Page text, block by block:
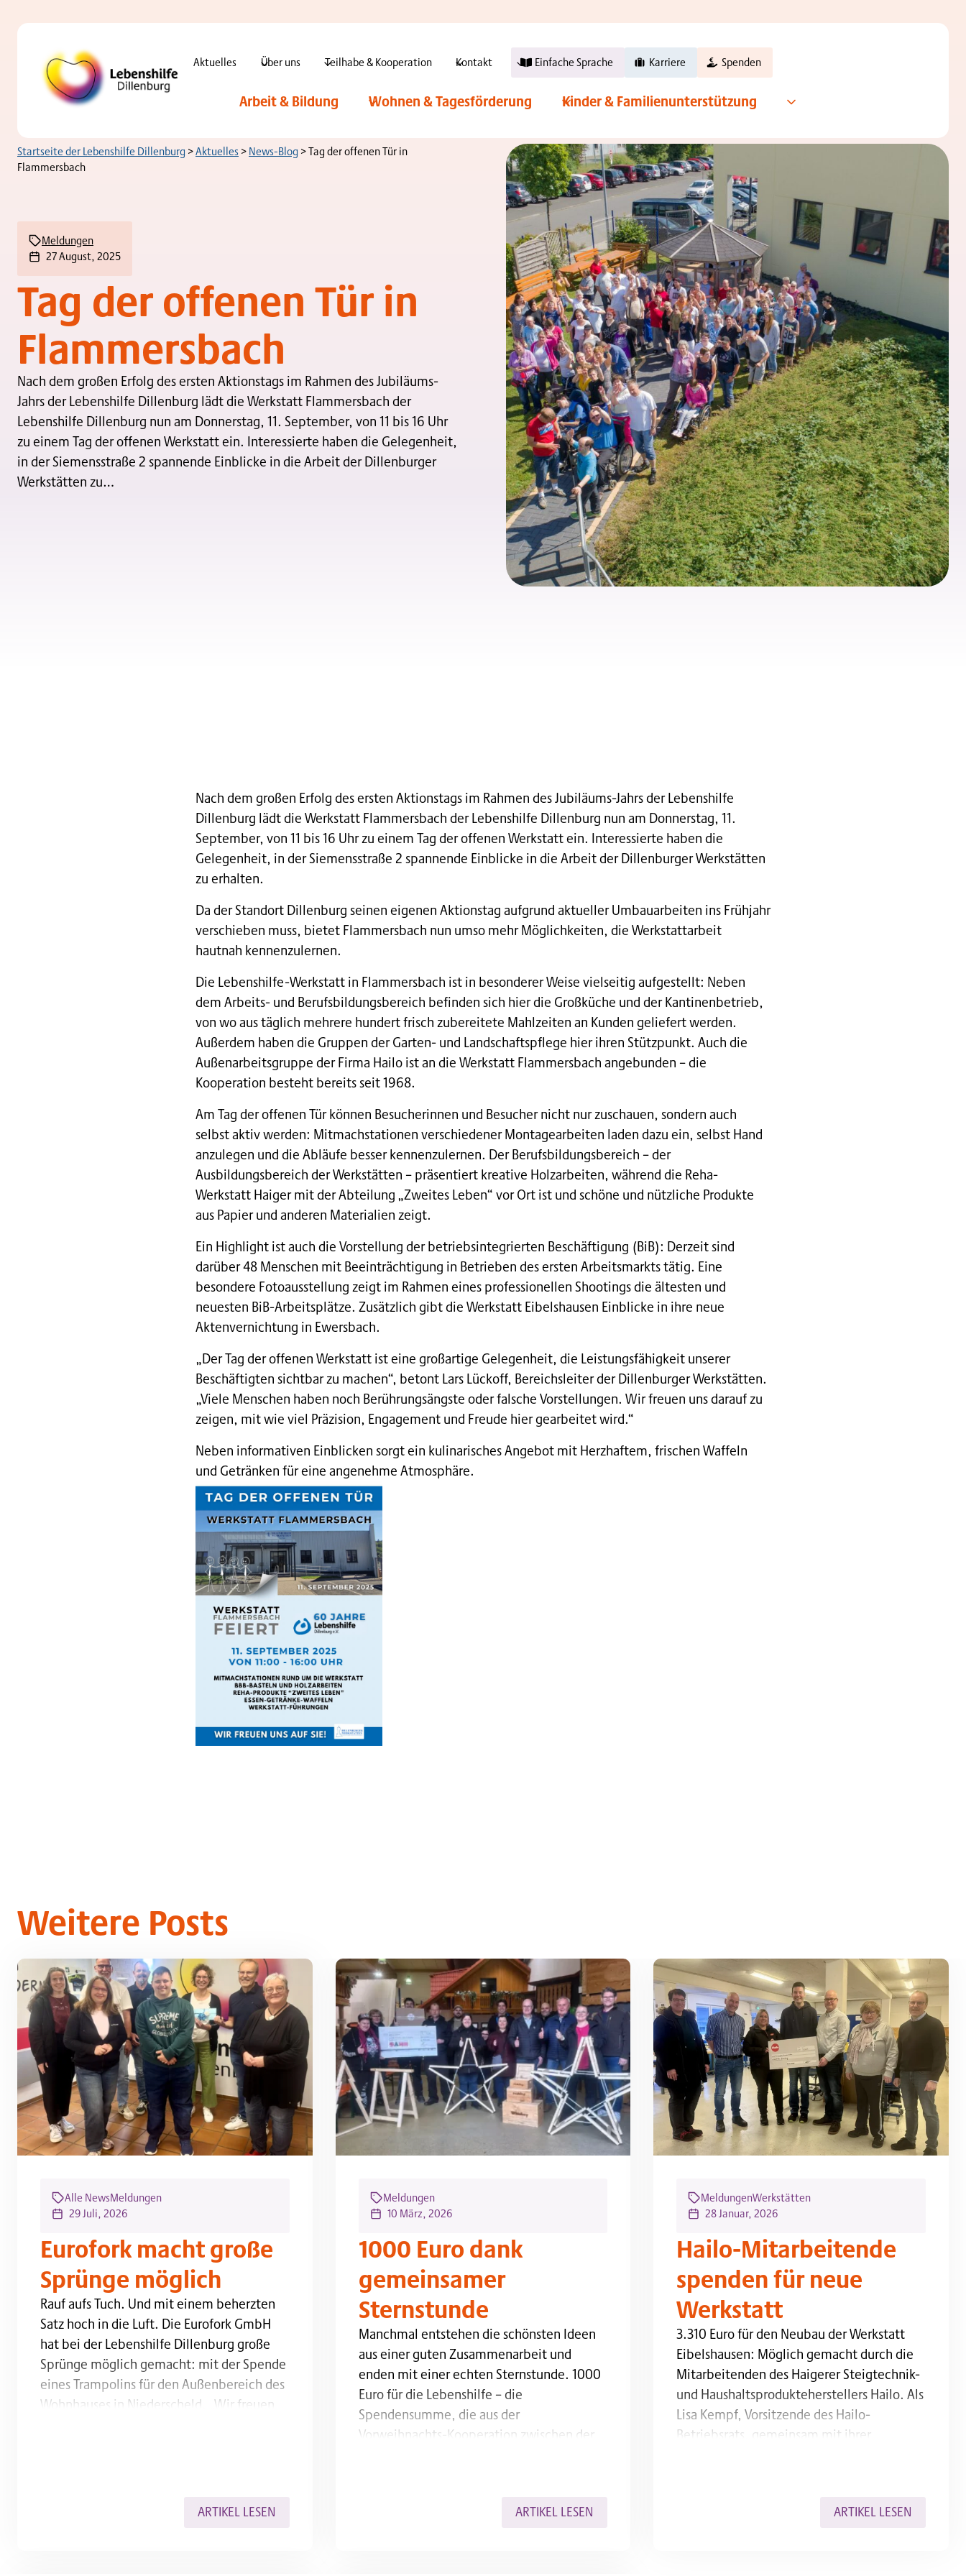
Inhalt
Aktuelles Über uns Teilhabe & Kooperation Kontakt Einfache Sprache Karriere Spenden
Arbeit & Bildung Wohnen & Tagesförderung Kinder & Familienunterstützung
Startseite der Lebenshilfe Dillenburg >Aktuelles >News-Blog >Tag der offenen Tür in
Flammersbach
Meldungen
27 August, 2025
Tag der offenen Tür in
Flammersbach
Nach dem großen Erfolg des ersten Aktionstags im Rahmen des Jubiläums-
Jahrs der Lebenshilfe Dillenburg lädt die Werkstatt Flammersbach der
Lebenshilfe Dillenburg nun am Donnerstag, 11. September, von 11 bis 16 Uhr
zu einem Tag der offenen Werkstatt ein. Interessierte haben die Gelegenheit,
in der Siemensstraße 2 spannende Einblicke in die Arbeit der Dillenburger
Werkstätten zu…
Nach dem großen Erfolg des ersten Aktionstags im Rahmen des Jubiläums-Jahrs der Lebenshilfe
Dillenburg lädt die Werkstatt Flammersbach der Lebenshilfe Dillenburg nun am Donnerstag, 11.
September, von 11 bis 16 Uhr zu einem Tag der offenen Werkstatt ein. Interessierte haben die
Gelegenheit, in der Siemensstraße 2 spannende Einblicke in die Arbeit der Dillenburger Werkstätten
zu erhalten.
Da der Standort Dillenburg seinen eigenen Aktionstag aufgrund aktueller Umbauarbeiten ins Frühjahr
verschieben muss, bietet Flammersbach nun umso mehr Möglichkeiten, die Werkstattarbeit
hautnah kennenzulernen.
Die Lebenshilfe-Werkstatt in Flammersbach ist in besonderer Weise vielseitig aufgestellt: Neben
dem Arbeits- und Berufsbildungsbereich befinden sich hier die Großküche und der Kantinenbetrieb,
von wo aus täglich mehrere hundert frisch zubereitete Mahlzeiten an Kunden geliefert werden.
Außerdem haben die Gruppen der Garten- und Landschaftspflege hier ihren Stützpunkt. Auch die
Außenarbeitsgruppe der Firma Hailo ist an die Werkstatt Flammersbach angebunden – die
Kooperation besteht bereits seit 1968.
Am Tag der offenen Tür können Besucherinnen und Besucher nicht nur zuschauen, sondern auch
selbst aktiv werden: Mitmachstationen verschiedener Montagearbeiten laden dazu ein, selbst Hand
anzulegen und die Abläufe besser kennenzulernen. Der Berufsbildungsbereich – der
Ausbildungsbereich der Werkstätten – präsentiert kreative Holzarbeiten, während die Reha-
Werkstatt Haiger mit der Abteilung „Zweites Leben“ vor Ort ist und schöne und nützliche Produkte
aus Papier und anderen Materialien zeigt.
Ein Highlight ist auch die Vorstellung der betriebsintegrierten Beschäftigung (BiB): Derzeit sind
darüber 48 Menschen mit Beeinträchtigung in Betrieben des ersten Arbeitsmarkts tätig. Eine
besondere Fotoausstellung zeigt im Rahmen eines professionellen Shootings die ältesten und
neuesten BiB-Arbeitsplätze. Zusätzlich gibt die Werkstatt Eibelshausen Einblicke in ihre neue
Aktenvernichtung in Ewersbach.
„Der Tag der offenen Werkstatt ist eine großartige Gelegenheit, die Leistungsfähigkeit unserer
Beschäftigten sichtbar zu machen“, betont Lars Lückoff, Bereichsleiter der Dillenburger Werkstätten.
„Viele Menschen haben noch Berührungsängste oder falsche Vorstellungen. Wir freuen uns darauf zu
zeigen, mit wie viel Präzision, Engagement und Freude hier gearbeitet wird.“
Neben informativen Einblicken sorgt ein kulinarisches Angebot mit Herzhaftem, frischen Waffeln
und Getränken für eine angenehme Atmosphäre.
Weitere Posts
Alle NewsMeldungen
29 Juli, 2026
Eurofork macht große
Sprünge möglich
Rauf aufs Tuch. Und mit einem beherzten Satz hoch in die Luft. ... Content continues. Activate the Show More button to reveal the full content.
Rauf aufs Tuch. Und mit einem beherzten
Satz hoch in die Luft. Die Eurofork GmbH
hat bei der Lebenshilfe Dillenburg große
Sprünge möglich gemacht: mit der Spende
eines Trampolins für den Außenbereich des
Wohnhauses in Niederscheld. „Wir freuen
ARTIKEL LESEN
Meldungen
10 März, 2026
1000 Euro dank
gemeinsamer
Sternstunde
Manchmal entstehen die schönsten Ideen aus einer guten Zusammenarbeit und enden mit einer
Manchmal entstehen die schönsten Ideen
aus einer guten Zusammenarbeit und
enden mit einer echten Sternstunde. 1000
Euro für die Lebenshilfe – die
Spendensumme, die aus der
Vorweihnachts-Kooperation zwischen der
Weihnachtsstern, der im Winter für eine
ARTIKEL LESEN
MeldungenWerkstätten
28 Januar, 2026
Hailo-Mitarbeitende
spenden für neue
Werkstatt
3.310 Euro für den Neubau der Werkstatt
3.310 Euro für den Neubau der Werkstatt
Eibelshausen: Möglich gemacht durch die
Mitarbeitenden des Haigerer Steigtechnik-
und Haushaltsprodukteherstellers Hailo. Als
Lisa Kempf, Vorsitzende des Hailo-
Betriebsrats, gemeinsam mit ihrer
wurden die beiden von denARTIKEL LESEN